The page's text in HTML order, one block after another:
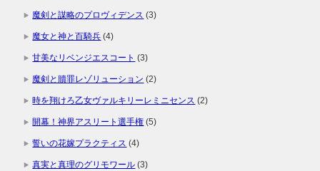
魔剣と謀略のプロヴィデンス (3)
魔女と神と百騎兵 (4)
甘美なリベンジエスコート (3)
魔剣と贖罪レゾリューション (2)
時を翔けろ乙女ヴァルキリーレミニセンス (2)
開幕！神界アスリート選手権 (5)
誓いの花嫁プラクティス (4)
真実と真理のグリモワール (3)